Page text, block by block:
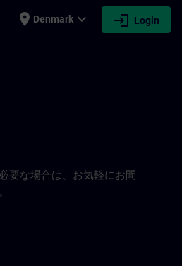
place Denmark expand_more login Login
要な場合は、お気軽にお問